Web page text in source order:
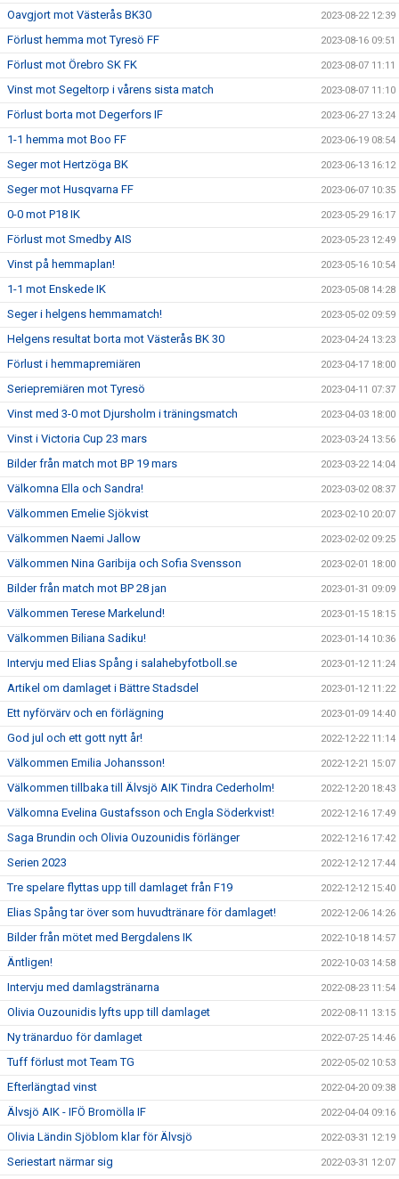
Oavgjort mot Västerås BK30 2023-08-22 12:39
Förlust hemma mot Tyresö FF 2023-08-16 09:51
Förlust mot Örebro SK FK 2023-08-07 11:11
Vinst mot Segeltorp i vårens sista match 2023-08-07 11:10
Förlust borta mot Degerfors IF 2023-06-27 13:24
1-1 hemma mot Boo FF 2023-06-19 08:54
Seger mot Hertzöga BK 2023-06-13 16:12
Seger mot Husqvarna FF 2023-06-07 10:35
0-0 mot P18 IK 2023-05-29 16:17
Förlust mot Smedby AIS 2023-05-23 12:49
Vinst på hemmaplan! 2023-05-16 10:54
1-1 mot Enskede IK 2023-05-08 14:28
Seger i helgens hemmamatch! 2023-05-02 09:59
Helgens resultat borta mot Västerås BK 30 2023-04-24 13:23
Förlust i hemmapremiären 2023-04-17 18:00
Seriepremiären mot Tyresö 2023-04-11 07:37
Vinst med 3-0 mot Djursholm i träningsmatch 2023-04-03 18:00
Vinst i Victoria Cup 23 mars 2023-03-24 13:56
Bilder från match mot BP 19 mars 2023-03-22 14:04
Välkomna Ella och Sandra! 2023-03-02 08:37
Välkommen Emelie Sjökvist 2023-02-10 20:07
Välkommen Naemi Jallow 2023-02-02 09:25
Välkommen Nina Garibija och Sofia Svensson 2023-02-01 18:00
Bilder från match mot BP 28 jan 2023-01-31 09:09
Välkommen Terese Markelund! 2023-01-15 18:15
Välkommen Biliana Sadiku! 2023-01-14 10:36
Intervju med Elias Spång i salahebyfotboll.se 2023-01-12 11:24
Artikel om damlaget i Bättre Stadsdel 2023-01-12 11:22
Ett nyförvärv och en förlägning 2023-01-09 14:40
God jul och ett gott nytt år! 2022-12-22 11:14
Välkommen Emilia Johansson! 2022-12-21 15:07
Välkommen tillbaka till Älvsjö AIK Tindra Cederholm! 2022-12-20 18:43
Välkomna Evelina Gustafsson och Engla Söderkvist! 2022-12-16 17:49
Saga Brundin och Olivia Ouzounidis förlänger 2022-12-16 17:42
Serien 2023 2022-12-12 17:44
Tre spelare flyttas upp till damlaget från F19 2022-12-12 15:40
Elias Spång tar över som huvudtränare för damlaget! 2022-12-06 14:26
Bilder från mötet med Bergdalens IK 2022-10-18 14:57
Äntligen! 2022-10-03 14:58
Intervju med damlagstränarna 2022-08-23 11:54
Olivia Ouzounidis lyfts upp till damlaget 2022-08-11 13:15
Ny tränarduo för damlaget 2022-07-25 14:46
Tuff förlust mot Team TG 2022-05-02 10:53
Efterlängtad vinst 2022-04-20 09:38
Älvsjö AIK - IFÖ Bromölla IF 2022-04-04 09:16
Olivia Ländin Sjöblom klar för Älvsjö 2022-03-31 12:19
Seriestart närmar sig 2022-03-31 12:07